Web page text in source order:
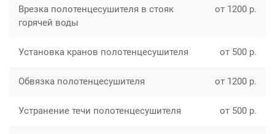
Врезка полотенцесушителя в стояк
горячей воды
от 1200 р.
Установка кранов полотенцесушителя от 500 р.
Обвязка полотенцесушителя от 1200 р.
Устранение течи полотенцесушителя от 500 р.